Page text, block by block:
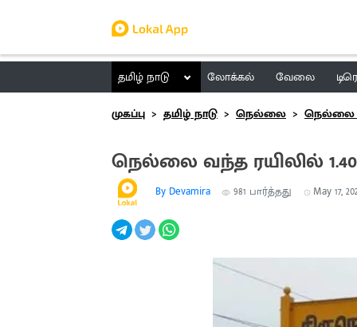
தமிழ் நாடு லோக்கல் வேலை
முகப்பு
தமிழ் நாடு நெல்லை நெல்லை
நெல்லை வந்த ரயிலில்
By Devamira 981 பார்த்தது May 17,